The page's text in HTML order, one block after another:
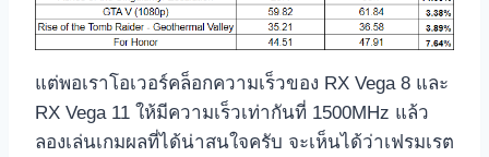
แต่พอเราโอเวอร์คล็อกความเร็วของ RX Vega 8 และ
RX Vega 11 ให้มีความเร็วเท่ากันที่ 1500MHz แล้ว
ลองเล่นเกมผลที่ได้น่าสนใจครับ จะเห็นได้ว่าเฟรมเรต